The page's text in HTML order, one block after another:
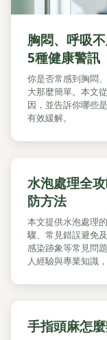
胸悶、呼吸
5種健康警訊
你是否常感到胸悶
大那麼簡單。本文
因，並告訴你哪些
有效緩解。
水泡處理全
防方法
本文提供水泡處理
驟、常見錯誤避免
感染跡象等常見問
人經驗與專業知識
手指頭麻怎